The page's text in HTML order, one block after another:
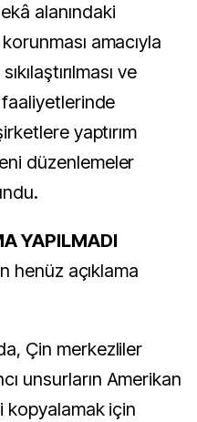
alanındaki
amacıyla
ve
yaptırım
düzenlemeler
YAPILMADI
henüz açıklama
Çin merkezliler
unsurların Amerikan
kopyalamak için